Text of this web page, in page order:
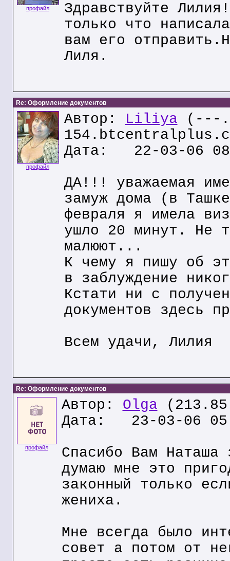
профайл
Здравствуйте
только что
вам его
Лиля.
Re: Оформление документов
профайл
Автор: Liliya (---
Дата: 22-03-06
ДА!!! уважаемая
замуж дома (в
февраля я имела
ушло 20 минут. Не
малюют...
К чему я пишу об
в заблуждение
Кстати ни с
документов здесь
Всем удачи, Лилия
Re: Оформление документов
профайл
Автор: Olga
Дата: 23-03-06
Спасибо Вам
думаю мне это
законный только
жениха.
Мне всегда было
совет а потом от